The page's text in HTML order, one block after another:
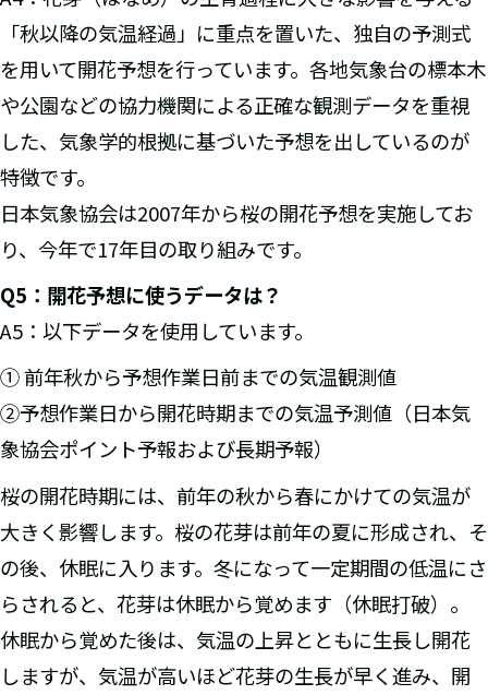
「秋以降の気温経過」に重点を置いた、独自の予測式
を用いて開花予想を行っています。各地気象台の標本木
や公園などの協力機関による正確な観測データを重視
した、気象学的根拠に基づいた予想を出しているのが
特徴です。
日本気象協会は2007年から桜の開花予想を実施してお
り、今年で17年目の取り組みです。
Q5 ：開花予想に使うデータは？
A5：以下データを使用しています。
① 前年秋から予想作業日前までの気温観測値
②予想作業日から開花時期までの気温予測値（日本気
象協会ポイント予報および長期予報）
桜の開花時期には、前年の秋から春にかけての気温が
大きく影響します。桜の花芽は前年の夏に形成され、そ
の後、休眠に入ります。冬になって一定期間の低温にさ
らされると、花芽は休眠から覚めます（休眠打破）。
休眠から覚めた後は、気温の上昇とともに生長し開花
しますが、気温が高いほど花芽の生長が早く進み、開